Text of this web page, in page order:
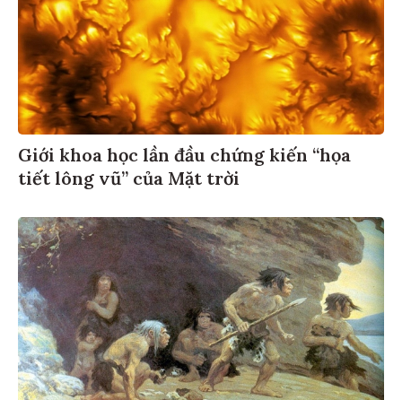
Giới khoa học lần đầu chứng kiến “họa
tiết lông vũ” của Mặt trời